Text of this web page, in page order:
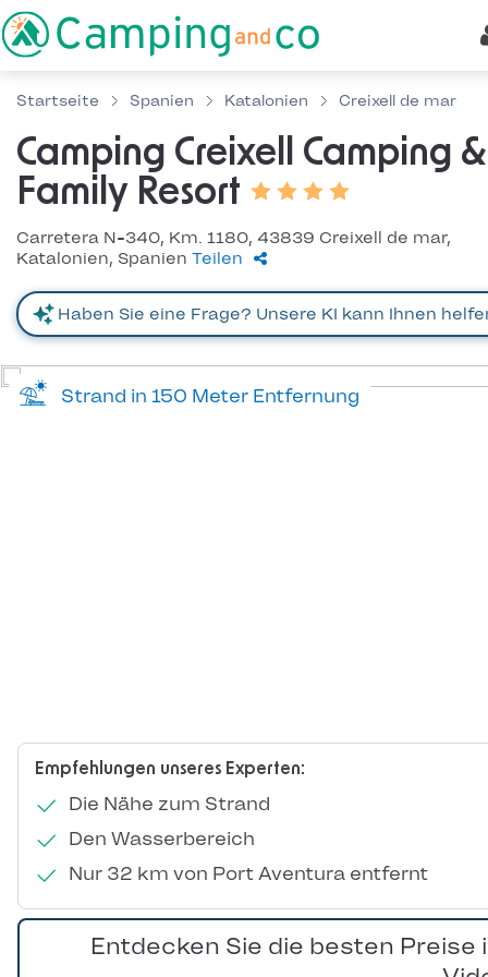
Startseite Spanien Katalonien Creixell de mar
Camping Creixell Camping &
Family Resort
Carretera N-340, Km. 1180, 43839 Creixell de mar,
Katalonien, Spanien Teilen
Empfehlungen unseres Experten:
Die Nähe zum Strand
Den Wasserbereich
Nur 32 km von Port Aventura entfernt
Strand in 150 Meter Entfernung
Entdecken Sie die besten Preise